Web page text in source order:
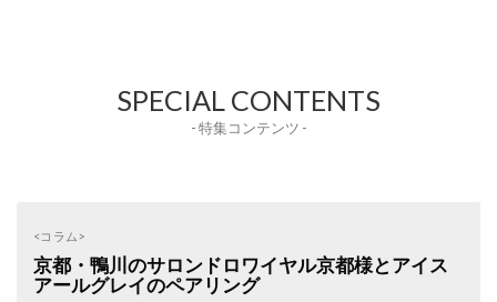
SPECIAL CONTENTS
- 特集コンテンツ -
<コラム>
京都・鴨川のサロンドロワイヤル京都様とアイス
アールグレイのペアリング